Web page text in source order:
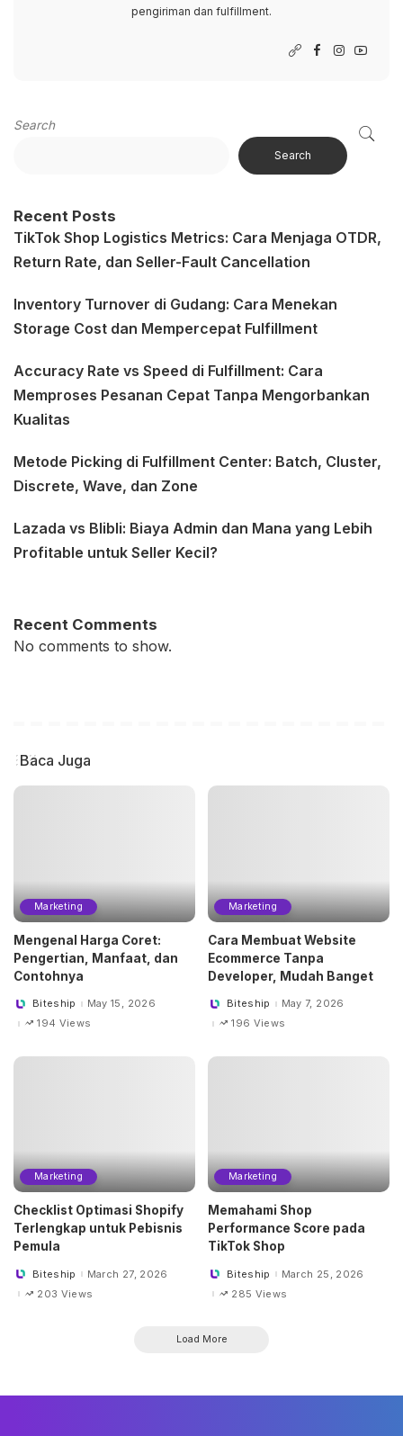
pengiriman dan fulfillment.
Search
Search
Recent Posts
TikTok Shop Logistics Metrics: Cara Menjaga OTDR,
Return Rate, dan Seller-Fault Cancellation
Inventory Turnover di Gudang: Cara Menekan
Storage Cost dan Mempercepat Fulfillment
Accuracy Rate vs Speed di Fulfillment: Cara
Memproses Pesanan Cepat Tanpa Mengorbankan
Kualitas
Metode Picking di Fulfillment Center: Batch, Cluster,
Discrete, Wave, dan Zone
Lazada vs Blibli: Biaya Admin dan Mana yang Lebih
Profitable untuk Seller Kecil?
Recent Comments
No comments to show.
Baca Juga
Marketing
Mengenal Harga Coret:
Pengertian, Manfaat, dan
Contohnya
PostedBiteship
May 15, 2026
194 Views
Marketing
Cara Membuat Website
Ecommerce Tanpa
Developer, Mudah Banget
PostedBiteship
May 7, 2026
196 Views
Marketing
Checklist Optimasi Shopify
Terlengkap untuk Pebisnis
Pemula
PostedBiteship
March 27, 2026
203 Views
Marketing
Memahami Shop
Performance Score pada
TikTok Shop
PostedBiteship
March 25, 2026
285 Views
Load More